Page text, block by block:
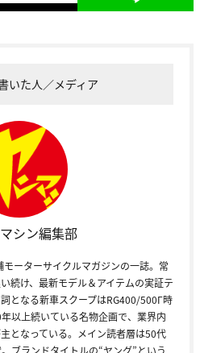
いた人／メディア
シン編集部
ーターサイクルマガジンの一誌。常
続け、最新モデル＆アイテムの実証テ
となる新車スクープはRG400/500Γ時
以上続いている名物企画で、業界内
となっている。メイン読者層は50代